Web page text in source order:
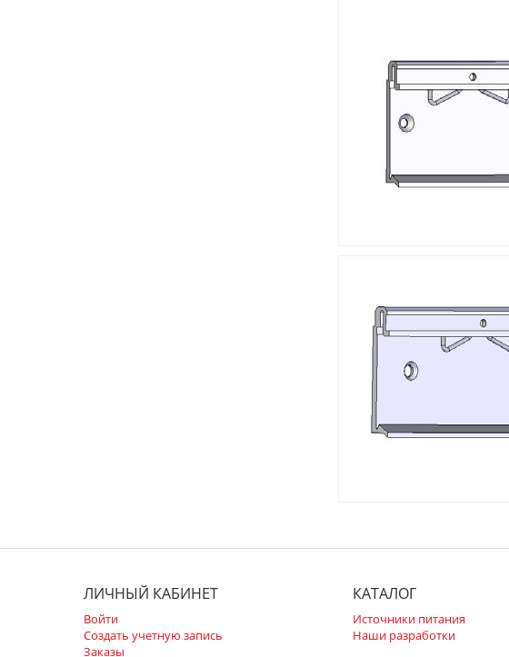
ЛИЧНЫЙ КАБИНЕТ
Войти
Создать учетную запись
Заказы
КАТАЛОГ
Источники питания
Наши разработки